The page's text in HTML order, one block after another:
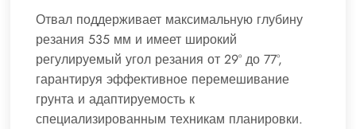
Отвал поддерживает максимальную глубину
резания 535 мм и имеет широкий
регулируемый угол резания от 29° до 77°,
гарантируя эффективное перемешивание
грунта и адаптируемость к
специализированным техникам планировки.